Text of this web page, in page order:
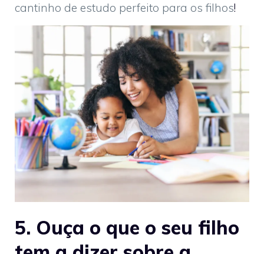
cantinho de estudo perfeito para os filhos!
5. Ouça o que o seu filho